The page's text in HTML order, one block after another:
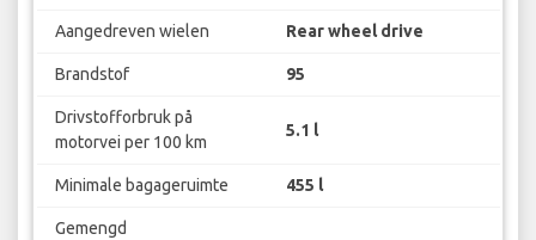
Aangedreven wielen Rear wheel drive
Brandstof 95
Drivstofforbruk på
motorvei per 100 km
5.1 l
Minimale bagageruimte 455 l
Gemengd